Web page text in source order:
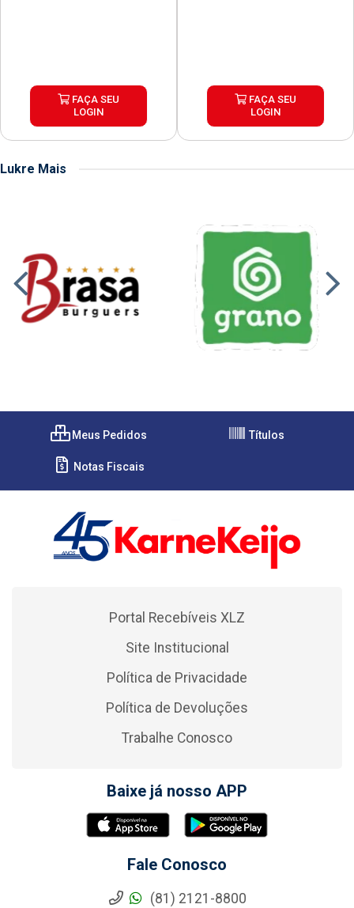
FAÇA SEU
LOGIN
FAÇA SEU
LOGIN
Lukre Mais
Meus Pedidos Títulos
Notas Fiscais
Portal Recebíveis XLZ
Site Institucional
Política de Privacidade
Política de Devoluções
Trabalhe Conosco
Baixe já nosso APP
Fale Conosco
(81) 2121-8800